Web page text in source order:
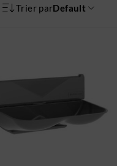
Trier parDefault